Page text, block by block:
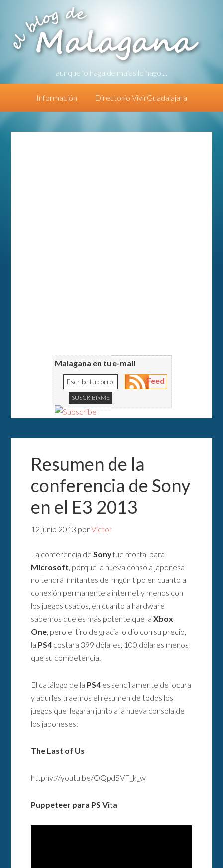
aunque lo haga de malas lo hago....
Información Directorio VivirGuadalajara
Malagana en tu e-mail
Feed
Resumen de la
conferencia de Sony
en el E3 2013
12 junio 2013 porVictor
La conferencia deSonyfue mortal para
Microsoft, porque la nueva consola japonesa
no tendrá limitantes de ningún tipo en cuanto a
conexión permanente a internet y menos con
los juegos usados, en cuanto a hardware
sabemos que es más potente que laXbox
One, pero el tiro de gracia lo dio con su precio,
la PS4 costara 399 dólares, 100 dólares menos
que su competencia.
El catálogo de la PS4 es sencillamente de locura
y aquí les traemos el resumen de todos los
juegos que llegaran junto a la nueva consola de
los japoneses:
The Last of Us
httphv://youtu.be/OQpdSVF_k_w
Puppeteer para PS Vita